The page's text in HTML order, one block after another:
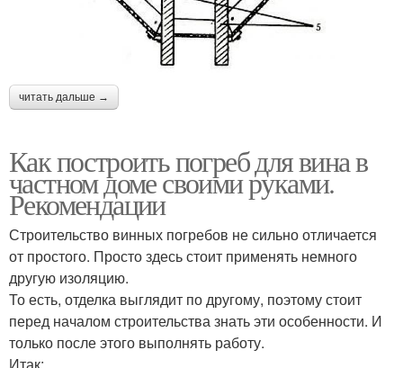
читать дальше →
Как построить погреб для вина в
частном доме своими руками.
Рекомендации
Строительство винных погребов не сильно отличается
от простого. Просто здесь стоит применять немного
другую изоляцию.
То есть, отделка выглядит по другому, поэтому стоит
перед началом строительства знать эти особенности. И
только после этого выполнять работу.